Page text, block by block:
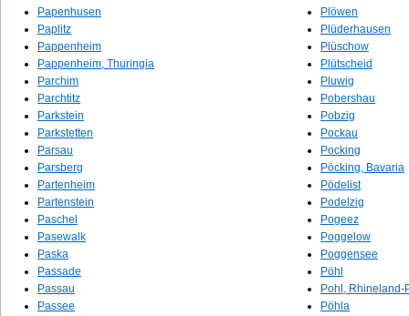
Papenhusen
Paplitz
Pappenheim
Pappenheim, Thuringia
Parchim
Parchtitz
Parkstein
Parkstetten
Parsau
Parsberg
Partenheim
Partenstein
Paschel
Pasewalk
Paska
Passade
Passau
Passee
Plöwen
Plüderhausen
Plüschow
Plütscheid
Pluwig
Pobershau
Pobzig
Pockau
Pocking
Pöcking, Bavaria
Pödelist
Podelzig
Pogeez
Poggelow
Poggensee
Pöhl
Pohl, Rhineland-
Pöhla